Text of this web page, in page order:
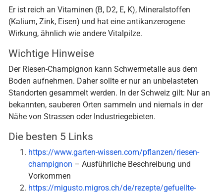
Er ist reich an Vitaminen (B, D2, E, K), Mineralstoffen
(Kalium, Zink, Eisen) und hat eine antikanzerogene
Wirkung, ähnlich wie andere Vitalpilze.
Wichtige Hinweise
Der Riesen-Champignon kann Schwermetalle aus dem
Boden aufnehmen. Daher sollte er nur an unbelasteten
Standorten gesammelt werden. In der Schweiz gilt: Nur an
bekannten, sauberen Orten sammeln und niemals in der
Nähe von Strassen oder Industriegebieten.
Die besten 5 Links
https://www.garten-wissen.com/pflanzen/riesen-
champignon – Ausführliche Beschreibung und
Vorkommen
https://migusto.migros.ch/de/rezepte/gefuellte-